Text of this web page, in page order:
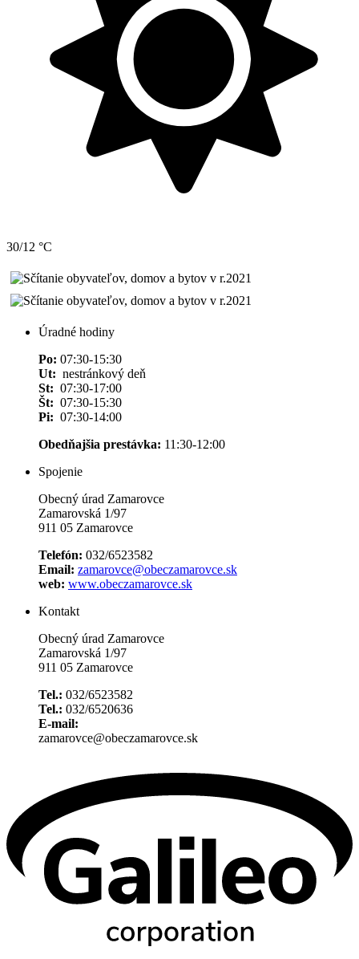
30/12 °C
Úradné hodiny
Po: 07:30-15:30
Ut: nestránkový deň
St: 07:30-17:00
Št: 07:30-15:30
Pi: 07:30-14:00
Obedňajšia prestávka: 11:30-12:00
Spojenie
Obecný úrad Zamarovce
Zamarovská 1/97
911 05 Zamarovce
Telefón: 032/6523582
Email: zamarovce@obeczamarovce.sk
web: www.obeczamarovce.sk
Kontakt
Obecný úrad Zamarovce
Zamarovská 1/97
911 05 Zamarovce
Tel.: 032/6523582
Tel.: 032/6520636
E-mail:
zamarovce@obeczamarovce.sk